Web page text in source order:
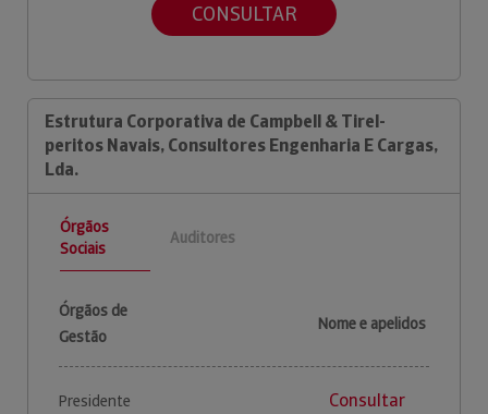
CONSULTAR
Estrutura Corporativa de Campbell & Tirel-
peritos Navais, Consultores Engenharia E Cargas,
Lda.
Órgãos
Sociais
Auditores
Órgãos de
Gestão
Nome e apelidos
Presidente Consultar